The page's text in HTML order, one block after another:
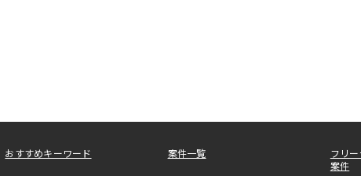
おすすめキーワード 案件一覧
フリ
案件